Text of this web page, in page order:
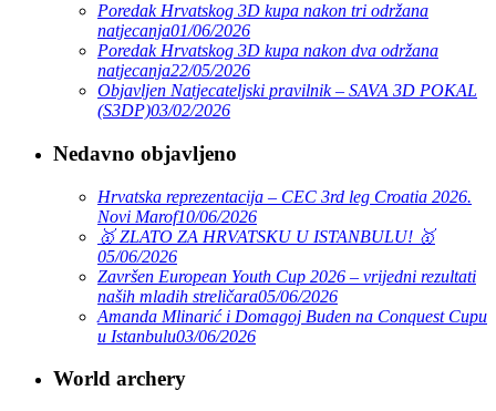
Poredak Hrvatskog 3D kupa nakon tri održana
natjecanja01/06/2026
Poredak Hrvatskog 3D kupa nakon dva održana
natjecanja22/05/2026
Objavljen Natjecateljski pravilnik – SAVA 3D POKAL
(S3DP)03/02/2026
Nedavno objavljeno
Hrvatska reprezentacija – CEC 3rd leg Croatia 2026.
Novi Marof10/06/2026
🥇 ZLATO ZA HRVATSKU U ISTANBULU! 🥇
05/06/2026
Završen European Youth Cup 2026 – vrijedni rezultati
naših mladih streličara05/06/2026
Amanda Mlinarić i Domagoj Buden na Conquest Cupu
u Istanbulu03/06/2026
World archery